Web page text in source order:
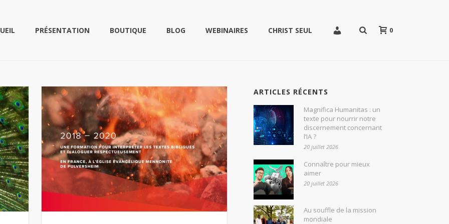
PRÉSENTATION BOUTIQUE BLOG WEBINAIRES CHRIST SEUL 0
ARTICLES RÉCENTS
Magnifica Humanitas : un
texte pour nourrir notre
discernement concernant
l’IA ?
20 juillet 2026
Connaître pour mieux
aimer
20 juillet 2026
Au souffle de la mission
mondiale